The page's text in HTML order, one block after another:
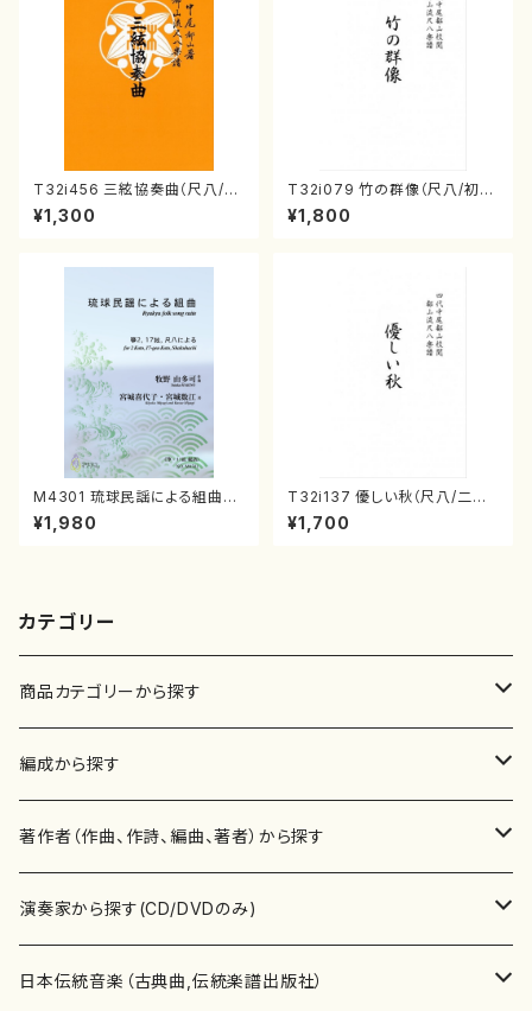
T32i456 三絃協奏曲（尺八/中
能島欣一/楽譜）都山流公刊楽譜
曲番:2164
¥1,300
T32i079 竹の群像（尺八/初代
山本邦山/尺八/都山式譜）都山
流公刊楽譜曲番:528
¥1,800
M4301 琉球民謡による組曲
（箏/牧野由多可作曲/宮城喜代
子・宮城数江著/箏曲楽譜）
¥1,980
T32i137 優しい秋（尺八/二代
山本邦山/尺八/都山式譜）都山
流公刊楽譜曲番:586
¥1,700
カテゴリー
商品カテゴリーから探す
楽譜
書籍
書籍
テキストブック
CD・DVD
チケット
編成から探す
邦楽器
箏・琴（ソロ）
箏・琴（合奏）
合唱
混声合唱
歌・声
著作者（作曲、作詩、編曲、著者）から探す
あ行
青木省三(アオキ ショウゾウ)
か行
演奏家から探す(CD/DVDのみ)
邦楽（箏、三味線、尺八等）演奏家
日本伝統音楽（古典曲,伝統楽譜出版社）